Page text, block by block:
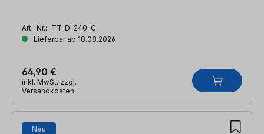
Art.-Nr.: TT-D-240-C
Lieferbar ab 18.08.2026
64,90 €
inkl. MwSt. zzgl.
Versandkosten
Neu